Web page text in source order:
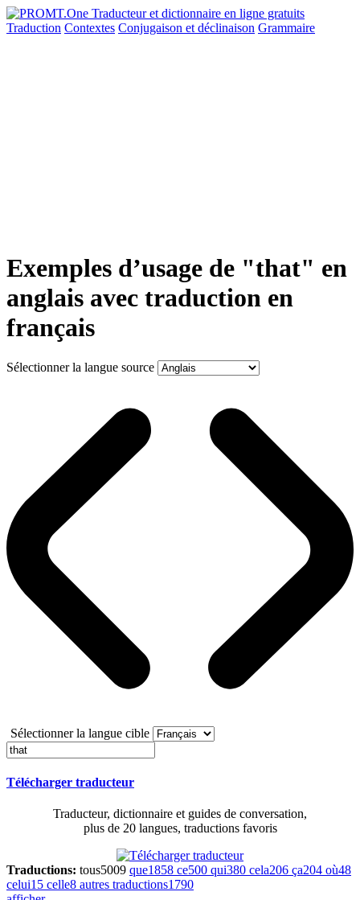
Traduction Contextes Conjugaison et déclinaison Grammaire
Exemples d’usage de "that" en
anglais avec traduction en
français
Sélectionner la langue source
Sélectionner la langue cible
Télécharger traducteur
Traducteur, dictionnaire et guides de conversation,
plus de 20 langues, traductions favoris
Traductions: tous5009 que1858 ce500 qui380 cela206 ça204 où48
celui15 celle8 autres traductions1790